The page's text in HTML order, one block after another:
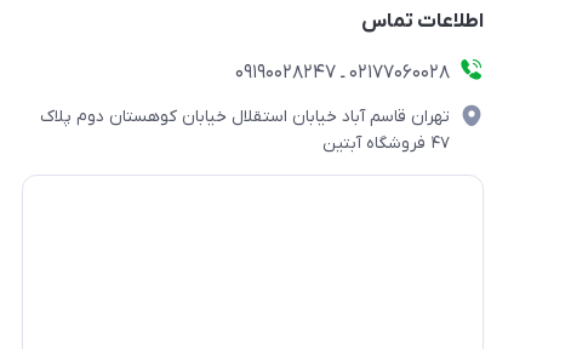
اطلاعات تماس
۰۲۱۷۷۰۶۰۰۲۸ ـ ۰۹۱۹۰۰۲۸۲۴۷
تهران قاسم آباد خیابان استقلال خیابان کوهستان دوم پلاک
۴۷ فروشگاه آبتین